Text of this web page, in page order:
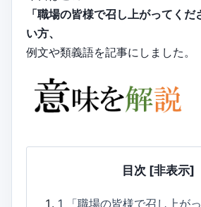
「職場の皆様で召し上がってく
い方、
例文や類義語を記事にしました。
目次 [非表示]
1
「職場の皆様で召し上が